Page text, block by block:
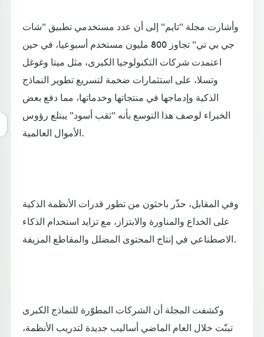
وأشارت مجلة "تايم" إلى أن عدد مستخدمي تطبيق "شات
جي بي تي" تجاوز 800 مليون مستخدم أسبوعيا، في حين
اعتمدت شركات التكنولوجيا الكبرى، مثل ميتا وغوغل
وتسلا، على استثمارات ضخمة لتسريع تطوير النماذج
الذكية وإدماجها في منتجاتها وخدماتها، مما دفع بعض
الخبراء لوصف هذا التوسع بأنه "ثقب أسود" يبتلع رؤوس
الأموال العالمية.
وفي المقابل، حذّر باحثون من تطور قدرات الأنظمة الذكية
على الخداع والمناورة والابتزاز، مع تزايد استخدام الذكاء
الاصطناعي في إنتاج المحتوى المضلل والمقاطع المزيفة.
وكشفت المجلة أن الشركات المطوّرة للنماذج الكبرى
تبنّت خلال العام الماضي أساليب جديدة لتدريب الأنظمة،